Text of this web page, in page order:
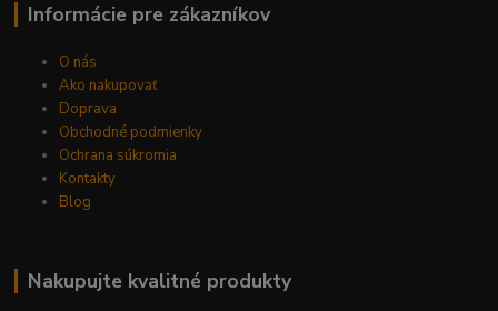
Informácie pre zákazníkov
O nás
Ako nakupovať
Doprava
Obchodné podmienky
Ochrana súkromia
Kontakty
Blog
Nakupujte kvalitné produkty